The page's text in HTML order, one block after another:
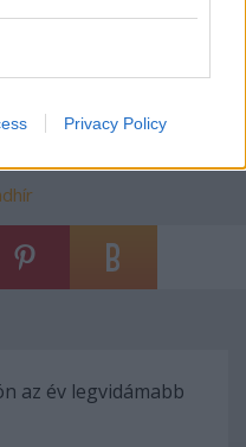
Privacy Policy
a teátrumban.
az év legvidámabb